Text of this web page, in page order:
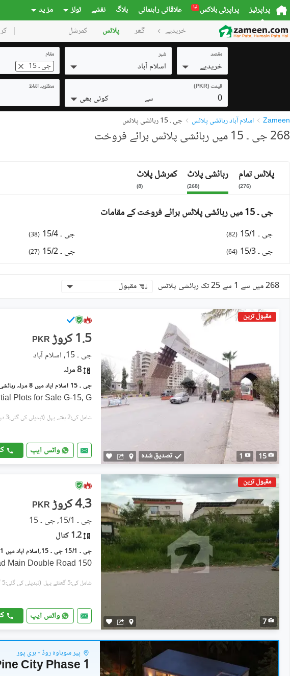
پراپرٹیز پراپرٹی بلاکس نیا علاقائی راہنمائی بلاگ نقشے ٹولز مز ید
خریدیے گھر پلاٹس کمرشل
مقصد
خریدیے
شہر
اسلام آباد
مقام
جی ۔ 15
قیمت (PKR)
0 سے کوئی بھی
مطلوبہ الفاظ
Zameen اسلام آباد رہائشی پلاٹس جی ۔ 15 رہائشی پلاٹس
268 جی ۔ 15 میں رہائشی پلاٹس برائے فروخت
پلاٹس تمام
(
276
)
رہائشی پلاٹ
(
268
)
کمرشل پلاٹ
(
8
)
جی ۔ 15 میں رہائشی پلاٹس برائے فروخت کے مقامات
جی ۔ 15/1 (
82
)
جی ۔ 15/3 (
64
)
جی ۔ 15/4 (
38
)
جی ۔ 15/2 (
27
)
268 میں سے 1 سے 25 تک رہائشی پلاٹس مقبول
مقبول ترین
15
1 تصدیق شدہ
PKR 1.5 کروڑ
جی ۔ 15, اسلام آباد
8 مرلہ
جی ۔ 15 اسلام آباد میں 8 مرلہ رہائشی پلاٹ 1.5 کروڑ میں برائے فروخت۔
Plots for Sale G-15, G-
شامل کی:2 ہفتے پہل (تبدیلی کی گئی:3 دن پہلے)
واٹس ایپ
مقبول ترین
7
PKR 4.3 کروڑ
جی ۔ 15/1, جی ۔ 15
1.2 کنال
150 Feet Wide Road Main Double Road
شامل کی:5 گھنٹے پہل (تبدیلی کی گئی:5 گھنٹے پہلے)
واٹس ایپ
پیر سوہاوہ روڈ - ہری پور
City Phase 1